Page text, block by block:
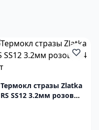
Термокл стразы Zlatka
RS SS12 3.2мм розов